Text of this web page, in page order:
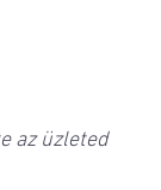
az üzleted